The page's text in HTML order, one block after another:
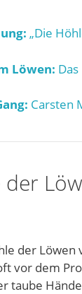
„Die
Löwen:
Carsten
der Löwen
vor dem
taube